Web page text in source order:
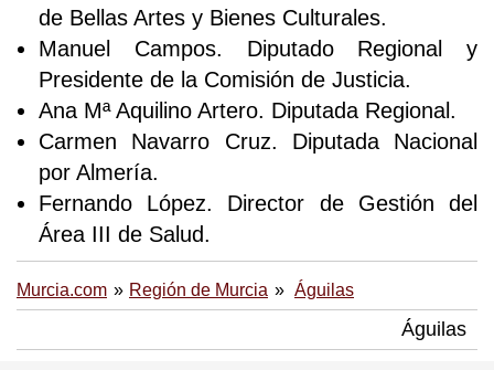
de Bellas Artes y Bienes Culturales.
Manuel Campos. Diputado Regional y
Presidente de la Comisión de Justicia.
Ana Mª Aquilino Artero. Diputada Regional.
Carmen Navarro Cruz. Diputada Nacional
por Almería.
Fernando López. Director de Gestión del
Área III de Salud.
Murcia.com Región de Murcia Águilas
Águilas